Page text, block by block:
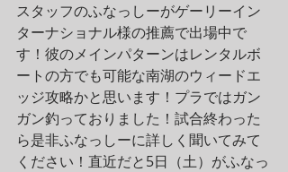
スタッフのふなっしーがゲーリーイン
ターナショナル様の推薦で出場中で
す！彼のメインパターンはレンタルボ
ートの方でも可能な南湖のウィードエ
ッジ攻略かと思います！プラではガン
ガン釣っておりました！試合終わった
ら是非ふなっしーに詳しく聞いてみて
ください！直近だと5日（土）がふなっ